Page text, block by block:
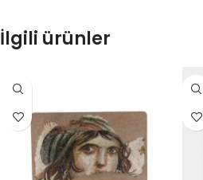
İlgili ürünler